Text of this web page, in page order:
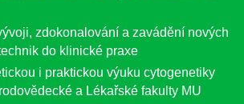
zdokonalování a zavádění nových
do klinické praxe
i praktickou výuku cytogenetiky
a Lékařské fakulty MU